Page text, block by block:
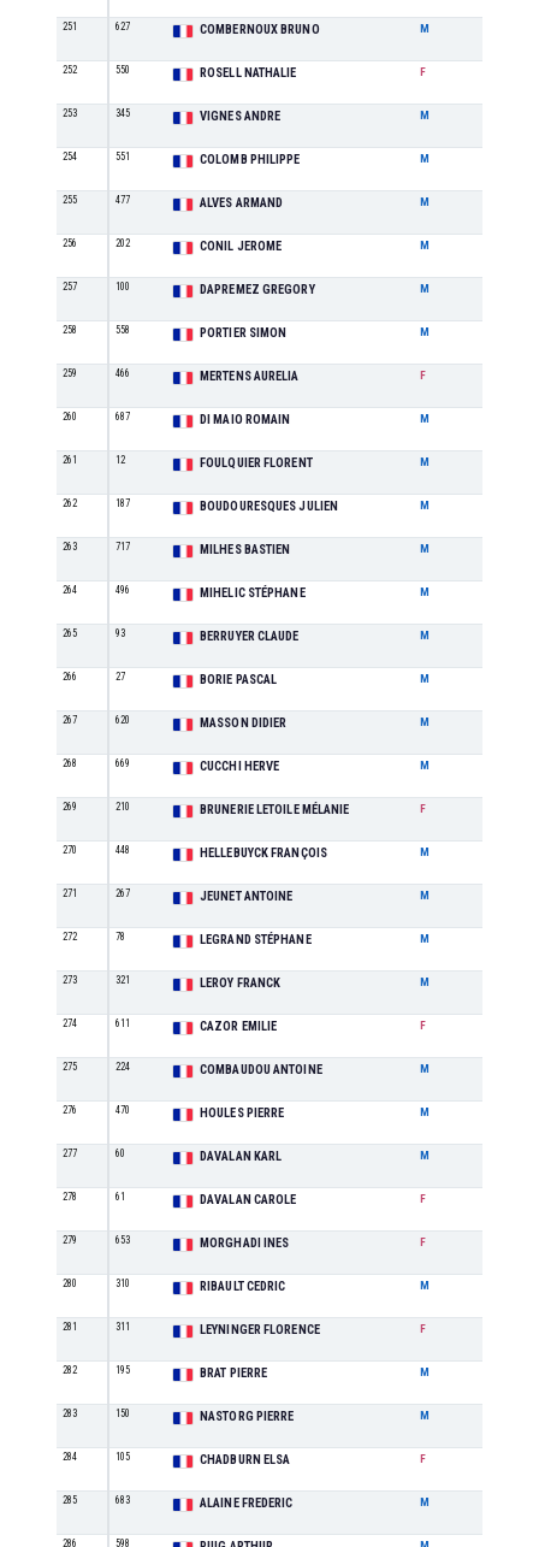
251 627 COMBERNOUX BRUNO M
252 550 ROSELL NATHALIE F
253 345 VIGNES ANDRE M
254 551 COLOMB PHILIPPE M
255 477 ALVES ARMAND M
256 202 CONIL JEROME M
257 100 DAPREMEZ GREGORY M
258 558 PORTIER SIMON M
259 466 MERTENS AURELIA F
260 687 DI MAIO ROMAIN M
261 12 FOULQUIER FLORENT M
262 187 BOUDOURESQUES JULIEN M
263 717 MILHES BASTIEN M
264 496 MIHELIC STÉPHANE M
265 93 BERRUYER CLAUDE M
266 27 BORIE PASCAL M
267 620 MASSON DIDIER M
268 669 CUCCHI HERVE M
269 210 BRUNERIE LETOILE MÉLANIE F
270 448 HELLEBUYCK FRANÇOIS M
271 267 JEUNET ANTOINE M
272 78 LEGRAND STÉPHANE M
273 321 LEROY FRANCK M
274 611 CAZOR EMILIE F
275 224 COMBAUDOU ANTOINE M
276 470 HOULES PIERRE M
277 60 DAVALAN KARL M
278 61 DAVALAN CAROLE F
279 653 MORGHADI INES F
280 310 RIBAULT CEDRIC M
281 311 LEYNINGER FLORENCE F
282 195 BRAT PIERRE M
283 150 NASTORG PIERRE M
284 105 CHADBURN ELSA F
285 683 ALAINE FREDERIC M
286 598